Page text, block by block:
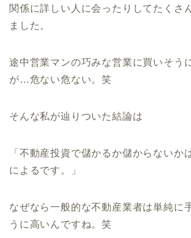
関係に詳しい人に会ったりしてたくさ
ました。
途中営業マンの巧みな営業に買いそう
が…危ない危ない。笑
そんな私が辿りついた結論は
「不動産投資で儲かるか儲からないか
によるです。」
なぜなら一般的な不動産業者は単純に
うに高いんですね。笑